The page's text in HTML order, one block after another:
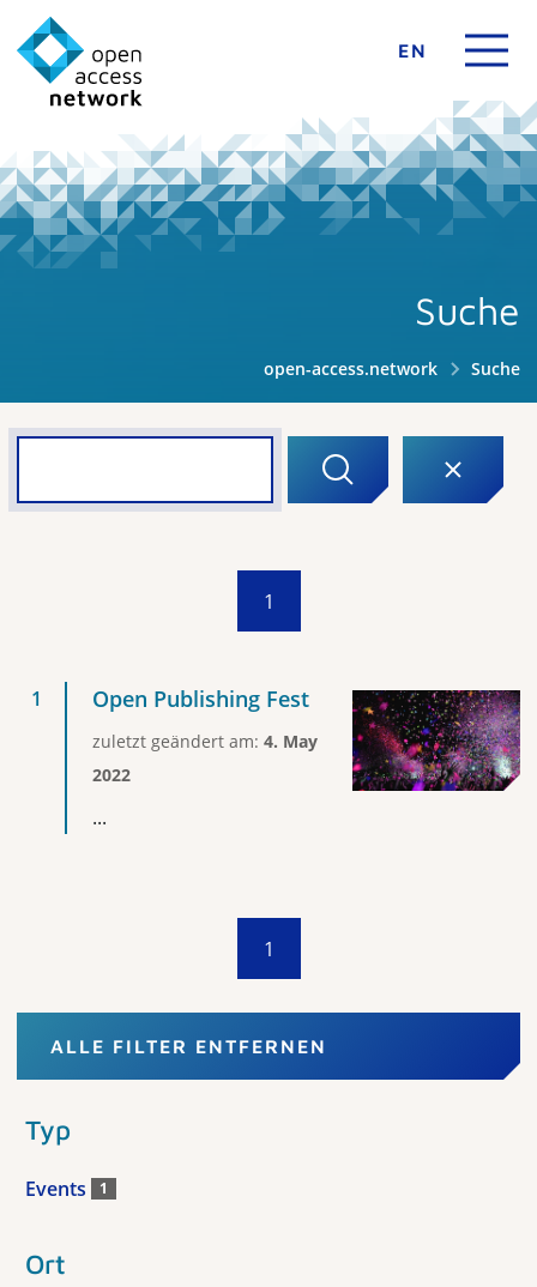
EN
Suche
open-access.network Suche
1
Open Publishing Fest
zuletzt geändert am: 4. May
2022
...
1
ALLE FILTER ENTFERNEN
Typ
Events 1
Ort